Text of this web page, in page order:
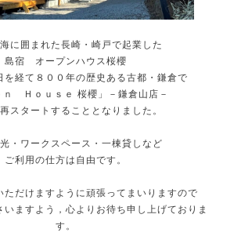
に囲まれた長崎・崎戸で起業した
島宿 オープンハウス桜櫻
を経て８００年の歴史ある古都・鎌倉で
ｎ Ｈｏｕｓｅ 桜櫻」－鎌倉山店－
スタートすることとなりました。
・ワークスペース・一棟貸しなど
ご利用の仕方は自由です。
ただけますように頑張ってまいりますので
いますよう，心よりお待ち申し上げておりま
す。